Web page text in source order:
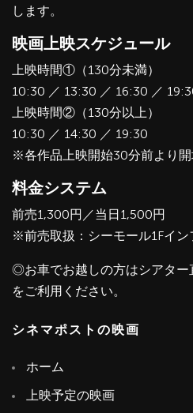
します。
映画上映スケジュール
上映時間①（130分未満）
10:30 ／ 13:30 ／ 16:30 ／
上映時間②（130分以上）
10:30 ／ 14:30 ／ 19:30
※各作品上映開始30分前より
料金システム
前売1,300円／当日1,500円
※前売取扱：シーモール1Fイ
◎お車でお越しの方はシアター
をご利用ください。
シネマポストの映画
ホーム
上映予定の映画